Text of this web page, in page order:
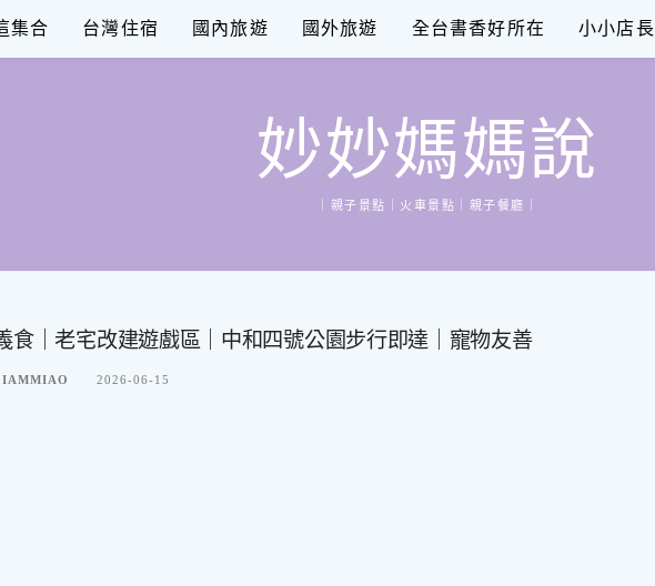
集合 台灣住宿 國內旅遊 國外旅遊 全台書香好所在 小小店長
妙妙媽媽說
｜親子景點｜火車景點｜親子餐廳｜
食｜老宅改建遊戲區｜中和四號公園步行即達｜寵物友善
2026-06-15